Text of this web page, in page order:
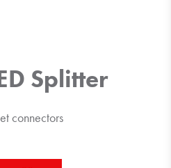
Splitter
connectors